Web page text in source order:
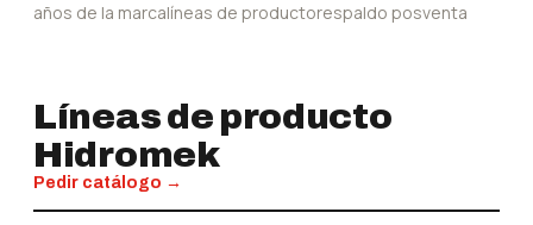
años de la marcalíneas de productorespaldo posventa
Líneas de producto
Hidromek
Pedir catálogo →